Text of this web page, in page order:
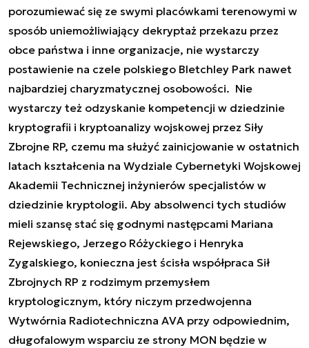
porozumiewać się ze swymi placówkami terenowymi w
sposób uniemożliwiający dekryptaż przekazu przez
obce państwa i inne organizacje, nie wystarczy
postawienie na czele polskiego Bletchley Park nawet
najbardziej charyzmatycznej osobowości. Nie
wystarczy też odzyskanie kompetencji w dziedzinie
kryptografii i kryptoanalizy wojskowej przez Siły
Zbrojne RP, czemu ma służyć zainicjowanie w ostatnich
latach kształcenia na Wydziale Cybernetyki Wojskowej
Akademii Technicznej inżynierów specjalistów w
dziedzinie kryptologii. Aby absolwenci tych studiów
mieli szansę stać się godnymi następcami Mariana
Rejewskiego, Jerzego Różyckiego i Henryka
Zygalskiego, konieczna jest ścisła współpraca Sił
Zbrojnych RP z rodzimym przemysłem
kryptologicznym, który niczym przedwojenna
Wytwórnia Radiotechniczna AVA przy odpowiednim,
długofalowym wsparciu ze strony MON będzie w